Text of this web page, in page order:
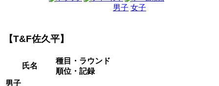
男子 女子
【T&F佐久平】
氏名
種目・ラウンド
順位・記録
男子